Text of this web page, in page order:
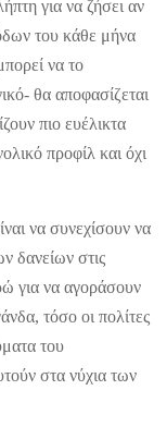
για να ζήσει αν
του κάθε μήνα
να το
θα αποφασίζεται
πιο ευέλικτα
προφίλ και όχι
να συνεχίσουν να
δανείων στις
για να αγοράσουν
τόσο οι πολίτες
του
στα νύχια των